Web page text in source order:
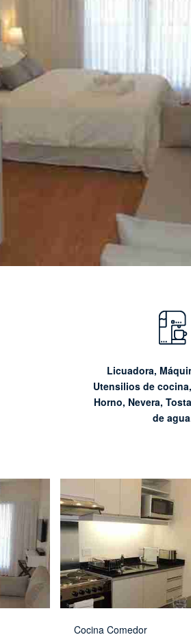
Licuadora,
Utensilios de
Horno, Nevera,
de
Cocina Comedor